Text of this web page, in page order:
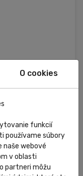
Do košíka
O cookies
funkcií
používame súbory
naše webové
v oblasti
partneri môžu